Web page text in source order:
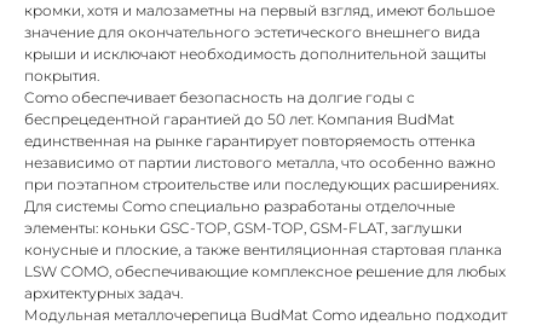
кромки, хотя и малозаметны на первый взгляд, имеют большое
значение для окончательного эстетического внешнего вида
крыши и исключают необходимость дополнительной защиты
покрытия.
Como обеспечивает безопасность на долгие годы с
беспрецедентной гарантией до 50 лет. Компания BudMat
единственная на рынке гарантирует повторяемость оттенка
независимо от партии листового металла, что особенно важно
при поэтапном строительстве или последующих расширениях.
Для системы Como специально разработаны отделочные
элементы: коньки GSC-TOP, GSM-TOP, GSM-FLAT, заглушки
конусные и плоские, а также вентиляционная стартовая планка
LSW COMO, обеспечивающие комплексное решение для любых
архитектурных задач.
Модульная металлочерепица BudMat Como идеально подходит